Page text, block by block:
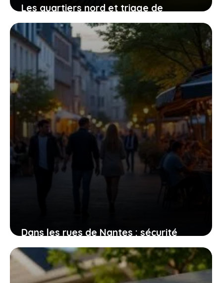
Les quartiers nord et triage de
Villeneuve-Saint-Georges : entre défis
et transformations
3 août 2026
Dans les rues de Nantes : sécurité
perçue et réalités des quartiers
2 août 2026